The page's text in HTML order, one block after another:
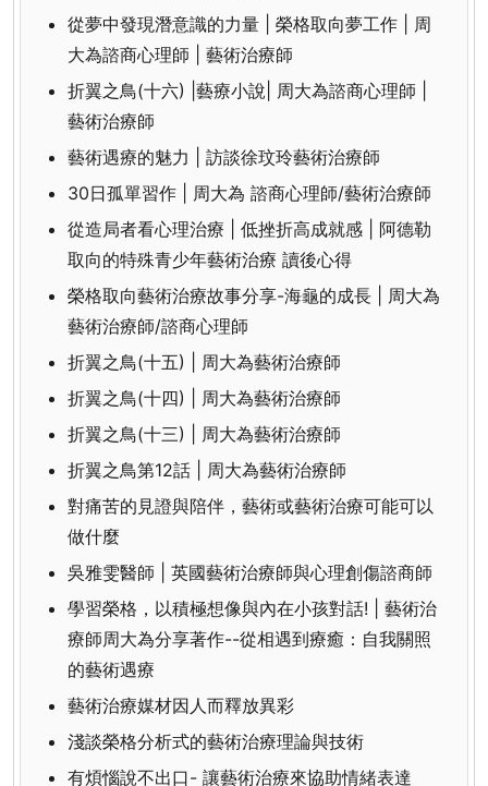
從夢中發現潛意識的力量 | 榮格取向夢工作 | 周
大為諮商心理師 | 藝術治療師
折翼之鳥(十六) |藝療小說| 周大為諮商心理師 |
藝術治療師
藝術遇療的魅力 | 訪談徐玟玲藝術治療師
30日孤單習作 | 周大為 諮商心理師/藝術治療師
從造局者看心理治療 | 低挫折高成就感 | 阿德勒
取向的特殊青少年藝術治療 讀後心得
榮格取向藝術治療故事分享-海龜的成長 | 周大為
藝術治療師/諮商心理師
折翼之鳥(十五) | 周大為藝術治療師
折翼之鳥(十四) | 周大為藝術治療師
折翼之鳥(十三) | 周大為藝術治療師
折翼之鳥第12話 | 周大為藝術治療師
對痛苦的見證與陪伴，藝術或藝術治療可能可以
做什麼
吳雅雯醫師 | 英國藝術治療師與心理創傷諮商師
學習榮格，以積極想像與內在小孩對話! | 藝術治
療師周大為分享著作--從相遇到療癒：自我關照
的藝術遇療
藝術治療媒材因人而釋放異彩
淺談榮格分析式的藝術治療理論與技術
有煩惱說不出口- 讓藝術治療來協助情緒表達